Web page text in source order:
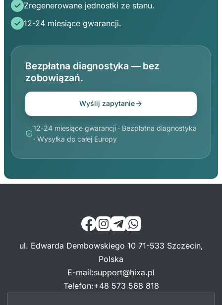
Zregenerowane jednostki ze stanu.
12-24 miesiące gwarancji.
Bezpłatna diagnostyka — bez
zobowiązań.
Wyślij zapytanie
12-24 miesiące gwarancji · Bezpłatna diagnostyka
· Wysyłka do całej Europy
ul. Edwarda Dembowskiego 10 71-533 Szczecin,
Polska
E-mail:support@hixa.pl
Telefon:+48 573 568 818